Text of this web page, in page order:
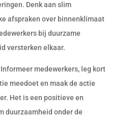
Denk aan slim
afspraken over binnenklimaat
bij duurzame
versterken elkaar.
medewerkers, leg kort
meedoet en maak de actie
Het is een positieve en
duurzaamheid onder de